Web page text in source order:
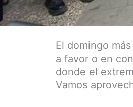
El domingo
a favor o en
donde el
Vamos